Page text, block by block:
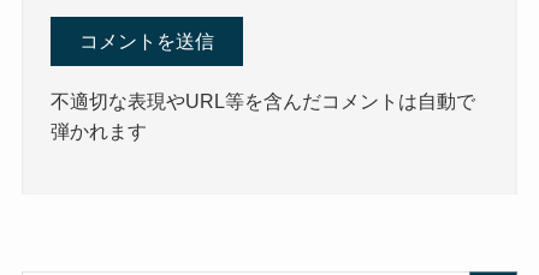
不適切な表現やURL等を含んだコメントは自動で
弾かれます